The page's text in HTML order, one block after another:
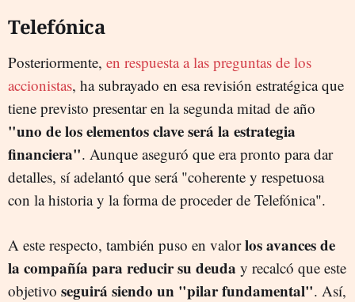
Telefónica
Posteriormente, en respuesta a las preguntas de los
accionistas, ha subrayado en esa revisión estratégica que
tiene previsto presentar en la segunda mitad de año
"uno de los elementos clave será la estrategia
financiera". Aunque aseguró que era pronto para dar
detalles, sí adelantó que será "coherente y respetuosa
con la historia y la forma de proceder de Telefónica".
A este respecto, también puso en valorlos avances de
la compañía para reducir su deuda y recalcó que este
objetivo seguirá siendo un "pilar fundamental". Así,